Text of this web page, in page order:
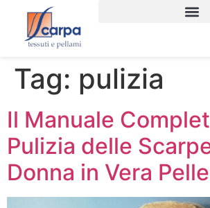
Tag: pulizia
Il Manuale
Pulizia delle
Donna in Vera Pelle